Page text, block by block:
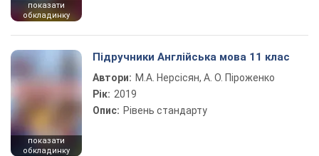
показати
обкладинку
показати
обкладинку
Підручники Англійська мова 11 клас
Автори: М.А. Нерсісян, А. О. Піроженко
Рік: 2019
Опис: Рівень стандарту